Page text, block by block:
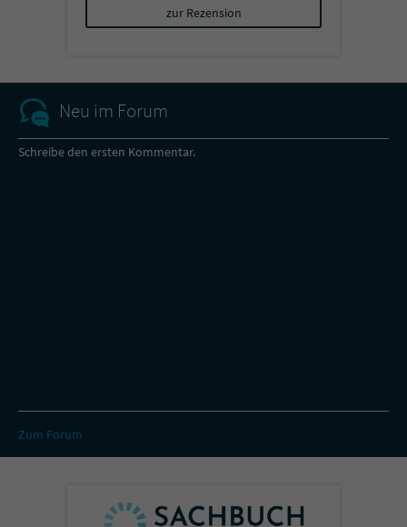
zur Rezension
Neu im Forum
Schreibe den ersten Kommentar.
Zum Forum